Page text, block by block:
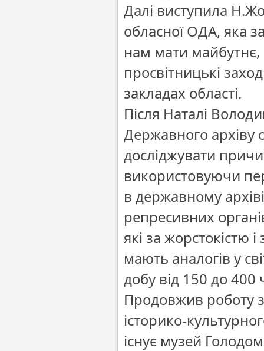
Далі виступила
обласної ОДА, яка
нам мати майбутнє,
просвітницькі
закладах області.
Після Наталі
Державного архіву
досліджувати
використовуючи
в державному
репресивних
які за жорстокістю
мають аналогів у
добу від 150 до 400
Продовжив роботу
історико-
існує музей